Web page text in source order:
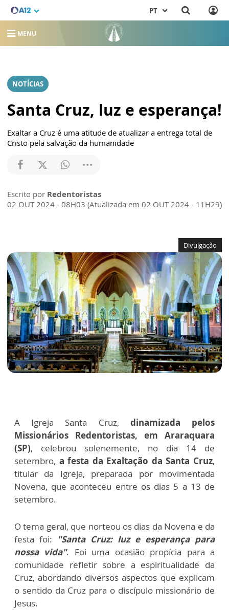
PT
MENU
NOTÍCIAS
Santa Cruz, luz e esperança!
Exaltar a Cruz é uma atitude de atualizar a entrega total de
Cristo pela salvação da humanidade
Escrito por Redentoristas
02 OUT 2024 - 08H03 (Atualizada em 02 OUT 2024 - 11H29)
Divulgação
A Igreja Santa Cruz, dinamizada pelos
Missionários Redentoristas, em Araraquara
(SP), celebrou solenemente, no dia 14 de
setembro, a festa da Exaltação da Santa Cruz,
titular da Igreja, preparada por movimentada
Novena, que aconteceu entre os dias 5 a 13 de
setembro.
O tema geral, que norteou os dias da Novena e da
festa foi:
"Santa Cruz: luz e esperança para
nossa vida". Foi uma ocasião propícia para a
comunidade refletir sobre a espiritualidade da
Cruz, abordando diversos aspectos que explicam
o sentido da Cruz para o discípulo missionário de
Jesus.